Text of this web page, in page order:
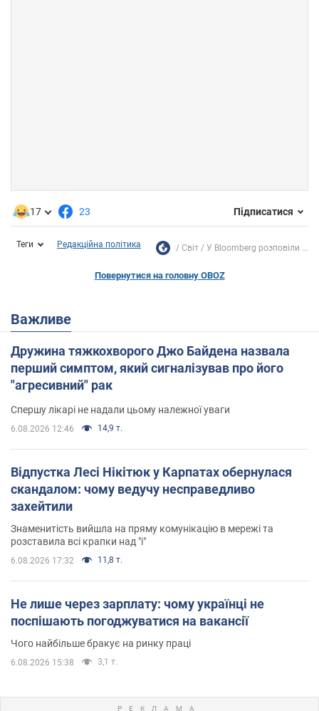
17 23 Підписатися
Теги Редакційна політика Світ У Bloomberg розповіли ...
Повернутися на головну OBOZ
Важливе
Дружина тяжкохворого Джо Байдена назвала
перший симптом, який сигналізував про його
"агресивний" рак
Спершу лікарі не надали цьому належної уваги
6.08.2026 12:46 14,9 т.
Відпустка Лесі Нікітюк у Карпатах обернулася
скандалом: чому ведучу несправедливо
захейтили
Знаменитість вийшла на пряму комунікацію в мережі та
розставила всі крапки над "і"
6.08.2026 17:32 11,8 т.
Не лише через зарплату: чому українці не
поспішають погоджуватися на вакансії
Чого найбільше бракує на ринку праці
6.08.2026 15:38 3,1 т.